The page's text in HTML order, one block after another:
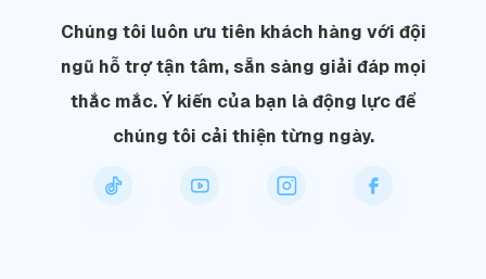
Chúng tôi luôn ưu tiên khách hàng với đội
ngũ hỗ trợ tận tâm, sẵn sàng giải đáp mọi
thắc mắc. Ý kiến của bạn là động lực để
chúng tôi cải thiện từng ngày.